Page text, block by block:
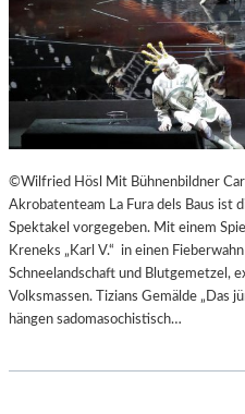
©Wilfried Hösl Mit Bühnenbildner
Akrobatenteam La Fura dels Baus ist
Spektakel vorgegeben. Mit einem
Kreneks „Karl V.“ in einen
Schneelandschaft und Blutgemetzel,
Volksmassen. Tizians Gemälde „Das
hängen sadomasochistisch…